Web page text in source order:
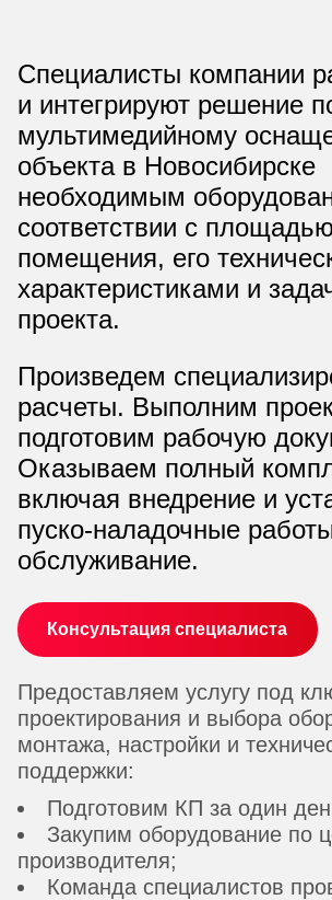
Специалисты компании
и интегрируют решение
мультимедийному
объекта в Новосибирске
необходимым
соответствии с площадью
помещения, его
характеристиками и
проекта.
Произведем
расчеты. Выполним
подготовим рабочую
Оказываем полный
включая внедрение и
пуско-наладочные
обслуживание.
Консультация специалиста
Предоставляем услугу под
проектирования и выбора
монтажа, настройки и
поддержки:
Подготовим КП за один
Закупим оборудование по
производителя;
Команда специалистов